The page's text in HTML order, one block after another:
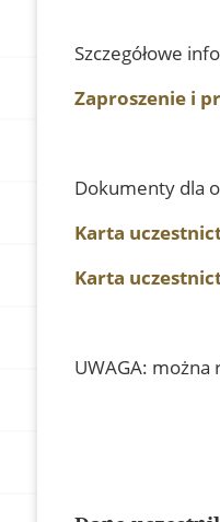
Szczegółowe
Zaproszenie i
Dokumenty dla
Karta
Karta
UWAGA: można